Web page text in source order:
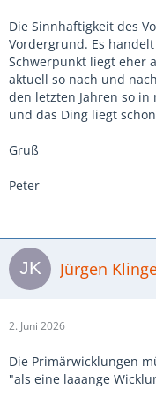
Die Sinnhaftigkeit des
Vordergrund. Es
Schwerpunkt liegt eher
aktuell so nach und
den letzten Jahren so
und das Ding liegt
Gruß
Peter
Jürgen
2. Juni 2026
Die Primärwicklungen
"als eine laaange